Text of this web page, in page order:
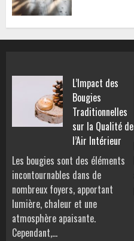
L’Impact des
Bougies
Traditionnelles
sur la Qualité de
l’Air Intérieur
Les bougies sont des éléments
incontournables dans de
nombreux foyers, apportant
lumière, chaleur et une
atmosphère apaisante.
Cependant,…